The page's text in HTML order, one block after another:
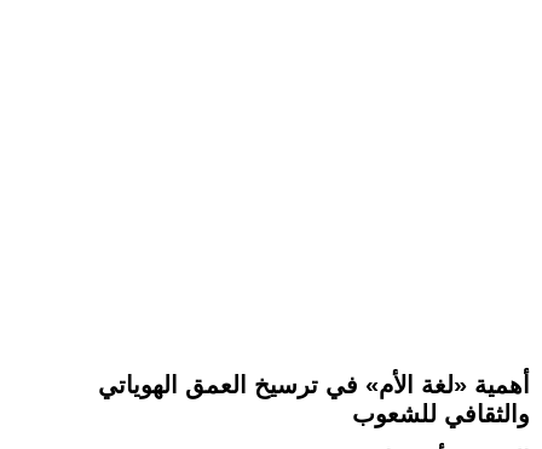
أهمية «لغة الأم» في ترسيخ العمق الهوياتي
والثقافي للشعوب